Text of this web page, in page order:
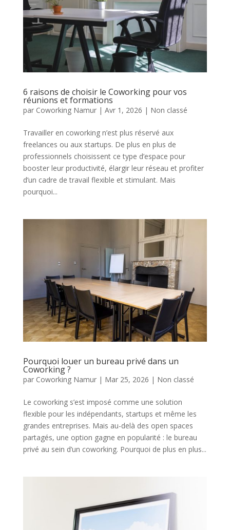
6 raisons de choisir le Coworking pour vos
réunions et formations
par Coworking Namur| Avr 1, 2026 | Non classé
Travailler en coworking n’est plus réservé aux
freelances ou aux startups. De plus en plus de
professionnels choisissent ce type d’espace pour
booster leur productivité, élargir leur réseau et profiter
d’un cadre de travail flexible et stimulant. Mais
pourquoi...
Pourquoi louer un bureau privé dans un
Coworking ?
par Coworking Namur| Mar 25, 2026 | Non classé
Le coworking s’est imposé comme une solution
flexible pour les indépendants, startups et même les
grandes entreprises. Mais au-delà des open spaces
partagés, une option gagne en popularité : le bureau
privé au sein d’un coworking. Pourquoi de plus en plus...